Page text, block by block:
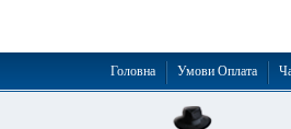
Головна Умови Оплата